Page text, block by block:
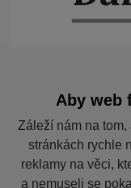
Aby web
Záleží nám na
stránkách rychle
reklamy na věci,
a nemuseli se